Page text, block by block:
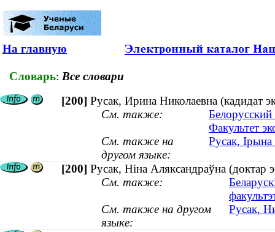
На главную
Словарь: Все словари
[200] Русак, Ирина Николаевна (кадидат
См. также:
Факультет
См. также на
другом языке:
Русак,
[200] Русак, Ніна Аляксандраўна
См. также:
См. также на другом
языке:
Русак,